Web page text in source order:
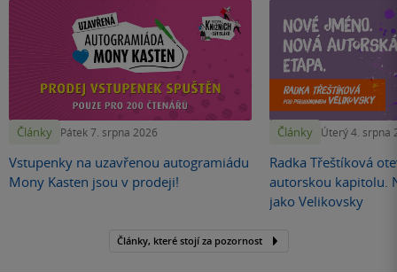
Články Pátek 7. srpna 2026
Vstupenky na uzavřenou autogramiádu
Mony Kasten jsou v prodeji!
Články Úterý 4. srpna
Radka Třeštíková
autorskou kapitolu.
jako Velikovsky
Články, které stojí za pozornost